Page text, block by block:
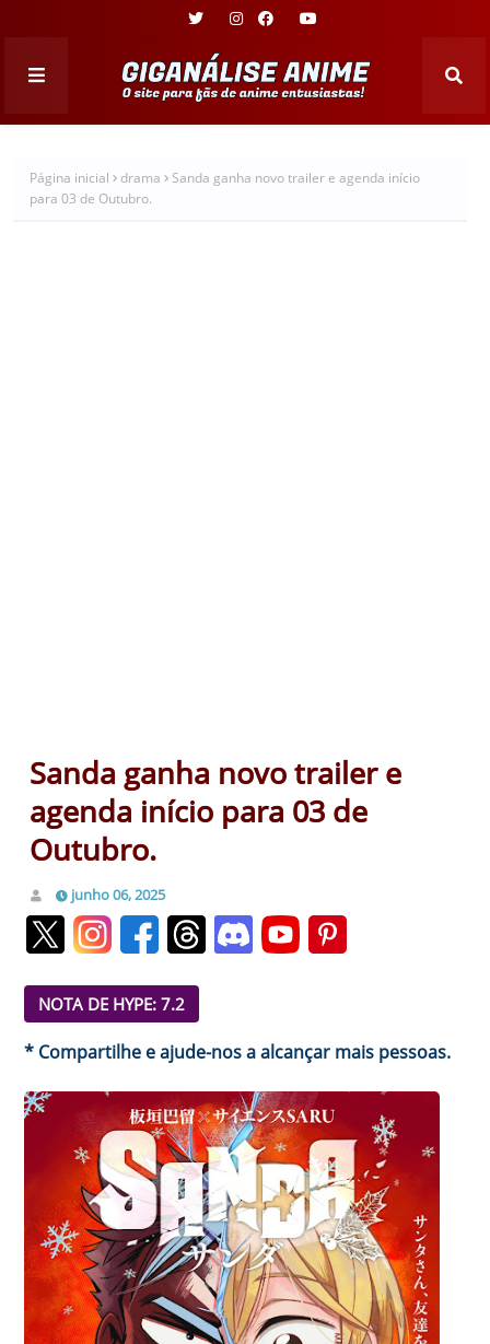
Página inicial drama
Sanda ganha novo trailer e agenda início
para 03 de Outubro.
Sanda ganha novo trailer e
agenda início para 03 de
Outubro.
junho 06, 2025
NOTA DE HYPE: 7.2
* Compartilhe e ajude-nos a alcançar mais pessoas.